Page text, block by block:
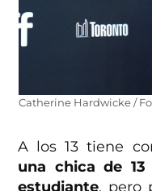
Catherine Hardwicke /
A los 13 tiene
una chica de
estudiante, pero